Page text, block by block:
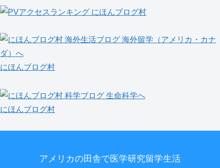
にほんブログ村
にほんブログ村
アメリカの田舎で医学研究留学生活